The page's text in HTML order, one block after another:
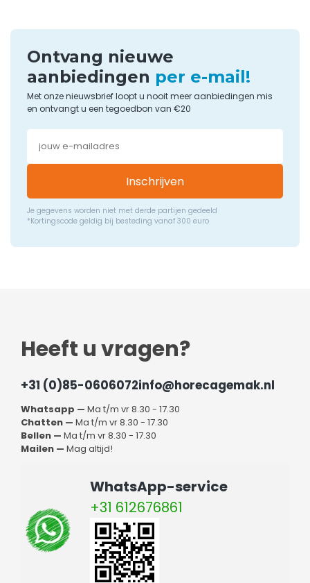
Ontvang nieuwe
aanbiedingen per e-mail!
Met onze nieuwsbrief loopt u nooit meer aanbiedingen mis
en ontvangt u een tegoedbon van €20
Inschrijven
Je gegevens worden niet met derde partijen gedeeld
*Kortingscode geldig bij besteding vanaf 300 euro
Heeft u vragen?
+31 (0)85-0606072info@horecagemak.nl
Whatsapp — Ma t/m vr 8.30 - 17.30
Chatten — Ma t/m vr 8.30 - 17.30
Bellen — Ma t/m vr 8.30 - 17.30
Mailen — Mag altijd!
WhatsApp-service
+31 612676861